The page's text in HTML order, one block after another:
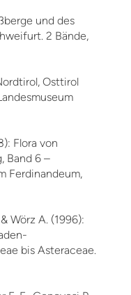
und des
2 Bände,
Osttirol
Flora von
Band 6 –
Ferdinandeum,
Wörz A. (1996):
bis Asteraceae.